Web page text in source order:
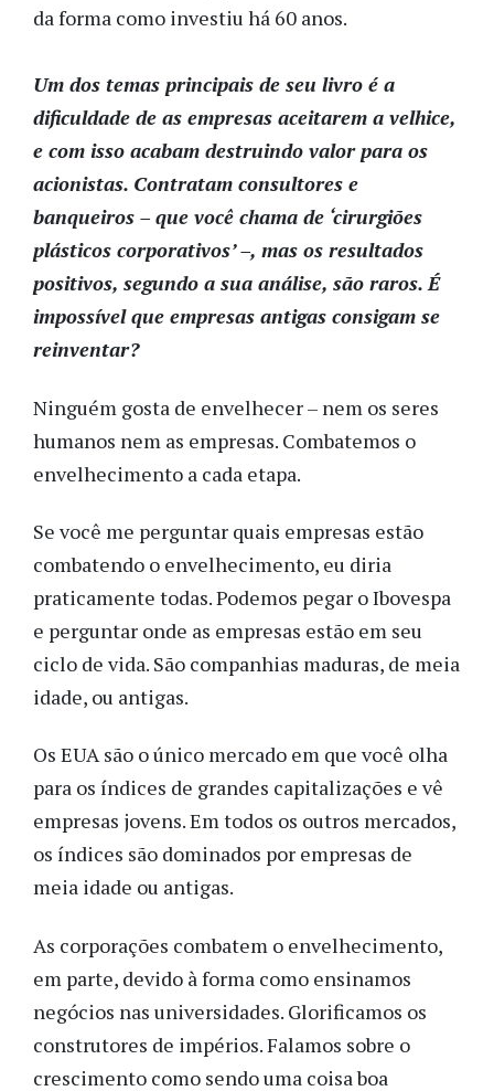
da forma como investiu há 60 anos.
Um dos temas principais de seu livro é a
dificuldade de as empresas aceitarem a velhice,
e com isso acabam destruindo valor para os
acionistas. Contratam consultores e
banqueiros – que você chama de ‘cirurgiões
plásticos corporativos’ –, mas os resultados
positivos, segundo a sua análise, são raros. É
impossível que empresas antigas consigam se
reinventar?
Ninguém gosta de envelhecer – nem os seres
humanos nem as empresas. Combatemos o
envelhecimento a cada etapa.
Se você me perguntar quais empresas estão
combatendo o envelhecimento, eu diria
praticamente todas. Podemos pegar o Ibovespa
e perguntar onde as empresas estão em seu
ciclo de vida. São companhias maduras, de meia
idade, ou antigas.
Os EUA são o único mercado em que você olha
para os índices de grandes capitalizações e vê
empresas jovens. Em todos os outros mercados,
os índices são dominados por empresas de
meia idade ou antigas.
As corporações combatem o envelhecimento,
em parte, devido à forma como ensinamos
negócios nas universidades. Glorificamos os
construtores de impérios. Falamos sobre o
crescimento como sendo uma coisa boa